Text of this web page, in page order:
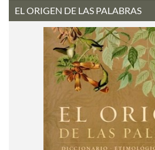
EL ORIGEN DE LAS PALABRAS